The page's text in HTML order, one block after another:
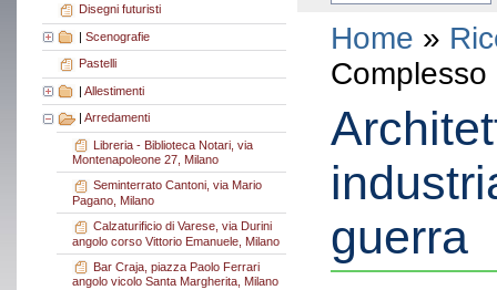
Disegni futuristi
| Scenografie
Pastelli
| Allestimenti
Arredamenti
Libreria - Biblioteca Notari, via
Montenapoleone 27, Milano
Seminterrato Cantoni, via Mario
Pagano, Milano
Calzaturificio di Varese, via Durini
angolo corso Vittorio Emanuele, Milano
Bar Craja, piazza Paolo Ferrari
angolo vicolo Santa Margherita, Milano
Home »
guerra